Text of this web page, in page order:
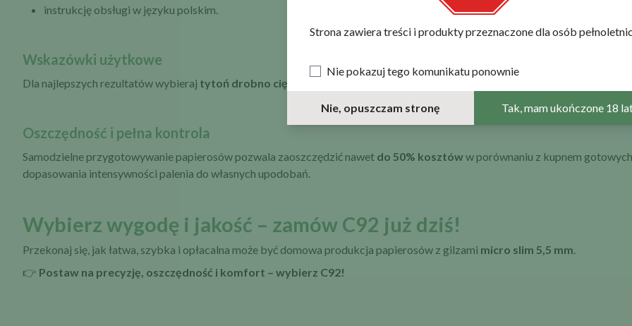
Strona zawiera treści i produkty przeznaczone dla osób
Nie pokazuj tego komunikatu ponownie
Nie, opuszczam stronę Tak, mam ukończone 18
instrukcję obsługi w języku polskim.
Wskazówki użytkowe
Dla najlepszych rezultatów wybieraj tytoń drobno cięty, czysty i o wilgotności 12–15%
Oszczędność i pełna kontrola
Samodzielne przygotowywanie papierosów pozwala zaoszczędzić nawet do 50% kosztóww porównaniu z kupnem
dopasowania intensywności palenia do własnych upodobań.
Wybierz wygodę i jakość – zamów C92 już dziś!
Przekonaj się, jak łatwa, szybka i opłacalna może być domowa produkcja papierosów z gilzami micro slim 5,5 mm
👉 Postaw na precyzję, oszczędność i komfort – wybierz C92!